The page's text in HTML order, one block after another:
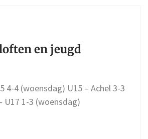
en jeugd
4-4 (woensdag) U15 – Achel 3-3
U17 1-3 (woensdag)